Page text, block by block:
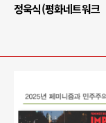
정욱식(평화네트워크